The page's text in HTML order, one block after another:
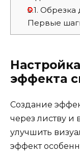
5.1. Обрезка
Первые
эффекта
Создание
через листву и
улучшить
эффект